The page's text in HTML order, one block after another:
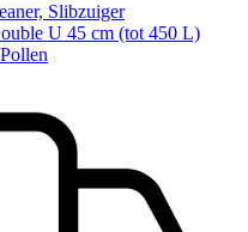
Slibzuiger
U 45 cm (tot 450 L)